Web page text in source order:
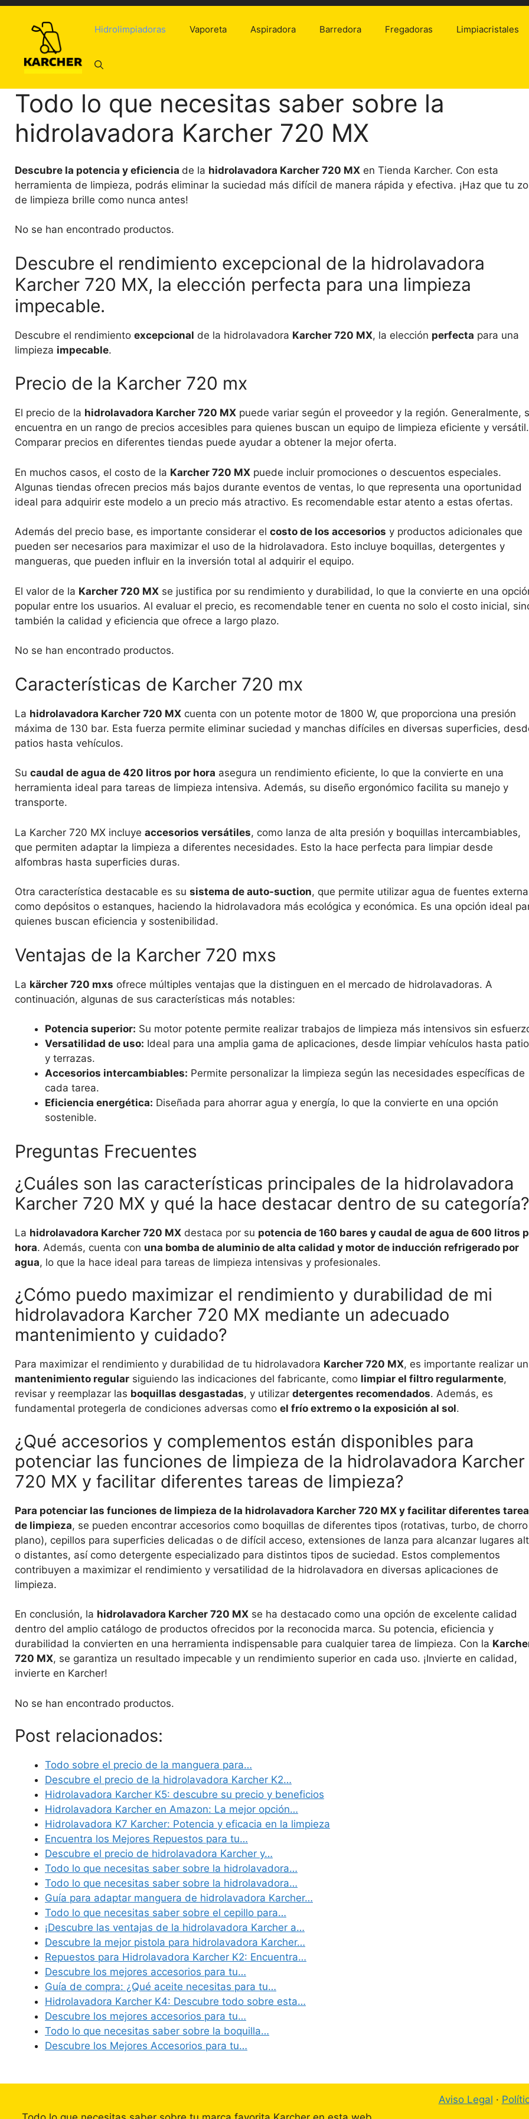
Saltar
contenido
Hidrolimpiadoras Vaporeta Aspiradora Barredora Fregadoras Limpiacristales
Todo lo que necesitas saber sobre la
hidrolavadora Karcher 720 MX
Descubre la potencia y eficiencia de la hidrolavadora Karcher 720 MX en Tienda Karcher. Con esta
herramienta de limpieza, podrás eliminar la suciedad más difícil de manera rápida y efectiva. ¡Haz que tu
de limpieza brille como nunca antes!
No se han encontrado productos.
Descubre el rendimiento excepcional de la hidrolavadora
Karcher 720 MX, la elección perfecta para una limpieza
impecable.
Descubre el rendimiento excepcional de la hidrolavadora Karcher 720 MX, la elección perfecta para una
limpieza impecable.
Precio de la Karcher 720 mx
El precio de la hidrolavadora Karcher 720 MX puede variar según el proveedor y la región. Generalmente,
encuentra en un rango de precios accesibles para quienes buscan un equipo de limpieza eficiente y versátil.
Comparar precios en diferentes tiendas puede ayudar a obtener la mejor oferta.
En muchos casos, el costo de la Karcher 720 MX puede incluir promociones o descuentos especiales.
Algunas tiendas ofrecen precios más bajos durante eventos de ventas, lo que representa una oportunidad
ideal para adquirir este modelo a un precio más atractivo. Es recomendable estar atento a estas ofertas.
Además del precio base, es importante considerar el costo de los accesorios y productos adicionales que
pueden ser necesarios para maximizar el uso de la hidrolavadora. Esto incluye boquillas, detergentes y
mangueras, que pueden influir en la inversión total al adquirir el equipo.
El valor de la Karcher 720 MX se justifica por su rendimiento y durabilidad, lo que la convierte en una
popular entre los usuarios. Al evaluar el precio, es recomendable tener en cuenta no solo el costo inicial,
también la calidad y eficiencia que ofrece a largo plazo.
No se han encontrado productos.
Características de Karcher 720 mx
La hidrolavadora Karcher 720 MX cuenta con un potente motor de 1800 W, que proporciona una presión
máxima de 130 bar. Esta fuerza permite eliminar suciedad y manchas difíciles en diversas superficies,
patios hasta vehículos.
Su caudal de agua de 420 litros por hora asegura un rendimiento eficiente, lo que la convierte en una
herramienta ideal para tareas de limpieza intensiva. Además, su diseño ergonómico facilita su manejo y
transporte.
La Karcher 720 MX incluye accesorios versátiles, como lanza de alta presión y boquillas intercambiables,
que permiten adaptar la limpieza a diferentes necesidades. Esto la hace perfecta para limpiar desde
alfombras hasta superficies duras.
Otra característica destacable es su sistema de auto-suction, que permite utilizar agua de fuentes
como depósitos o estanques, haciendo la hidrolavadora más ecológica y económica. Es una opción ideal
quienes buscan eficiencia y sostenibilidad.
Ventajas de la Karcher 720 mxs
La kärcher 720 mxs ofrece múltiples ventajas que la distinguen en el mercado de hidrolavadoras. A
continuación, algunas de sus características más notables:
Potencia superior: Su motor potente permite realizar trabajos de limpieza más intensivos sin
Versatilidad de uso: Ideal para una amplia gama de aplicaciones, desde limpiar vehículos hasta
y terrazas.
Accesorios intercambiables: Permite personalizar la limpieza según las necesidades específicas de
cada tarea.
Eficiencia energética: Diseñada para ahorrar agua y energía, lo que la convierte en una opción
sostenible.
Preguntas Frecuentes
¿Cuáles son las características principales de la hidrolavadora
Karcher 720 MX y qué la hace destacar dentro de su categoría?
La hidrolavadora Karcher 720 MX destaca por su potencia de 160 bares y caudal de agua de 600 litros
hora. Además, cuenta con una bomba de aluminio de alta calidad y motor de inducción refrigerado por
agua, lo que la hace ideal para tareas de limpieza intensivas y profesionales.
¿Cómo puedo maximizar el rendimiento y durabilidad de mi
hidrolavadora Karcher 720 MX mediante un adecuado
mantenimiento y cuidado?
Para maximizar el rendimiento y durabilidad de tu hidrolavadora Karcher 720 MX, es importante realizar un
mantenimiento regular siguiendo las indicaciones del fabricante, como limpiar el filtro regularmente,
revisar y reemplazar las boquillas desgastadas, y utilizar detergentes recomendados. Además, es
fundamental protegerla de condiciones adversas como el frío extremo o la exposición al sol.
¿Qué accesorios y complementos están disponibles para
potenciar las funciones de limpieza de la hidrolavadora Karcher
720 MX y facilitar diferentes tareas de limpieza?
Para potenciar las funciones de limpieza de la hidrolavadora Karcher 720 MX y facilitar diferentes
de limpieza, se pueden encontrar accesorios como boquillas de diferentes tipos (rotativas, turbo, de chorro
plano), cepillos para superficies delicadas o de difícil acceso, extensiones de lanza para alcanzar lugares
o distantes, así como detergente especializado para distintos tipos de suciedad. Estos complementos
contribuyen a maximizar el rendimiento y versatilidad de la hidrolavadora en diversas aplicaciones de
limpieza.
En conclusión, la hidrolavadora Karcher 720 MX se ha destacado como una opción de excelente calidad
dentro del amplio catálogo de productos ofrecidos por la reconocida marca. Su potencia, eficiencia y
durabilidad la convierten en una herramienta indispensable para cualquier tarea de limpieza. Con la
720 MX, se garantiza un resultado impecable y un rendimiento superior en cada uso. ¡Invierte en calidad,
invierte en Karcher!
No se han encontrado productos.
Post relacionados:
Todo sobre el precio de la manguera para…
Descubre el precio de la hidrolavadora Karcher K2…
Hidrolavadora Karcher K5: descubre su precio y beneficios
Hidrolavadora Karcher en Amazon: La mejor opción…
Hidrolavadora K7 Karcher: Potencia y eficacia en la limpieza
Encuentra los Mejores Repuestos para tu…
Descubre el precio de hidrolavadora Karcher y…
Todo lo que necesitas saber sobre la hidrolavadora…
Todo lo que necesitas saber sobre la hidrolavadora…
Guía para adaptar manguera de hidrolavadora Karcher…
Todo lo que necesitas saber sobre el cepillo para…
¡Descubre las ventajas de la hidrolavadora Karcher a…
Descubre la mejor pistola para hidrolavadora Karcher…
Repuestos para Hidrolavadora Karcher K2: Encuentra…
Descubre los mejores accesorios para tu…
Guía de compra: ¿Qué aceite necesitas para tu…
Hidrolavadora Karcher K4: Descubre todo sobre esta…
Descubre los mejores accesorios para tu…
Todo lo que necesitas saber sobre la boquilla…
Descubre los Mejores Accesorios para tu…
Aviso Legal ·